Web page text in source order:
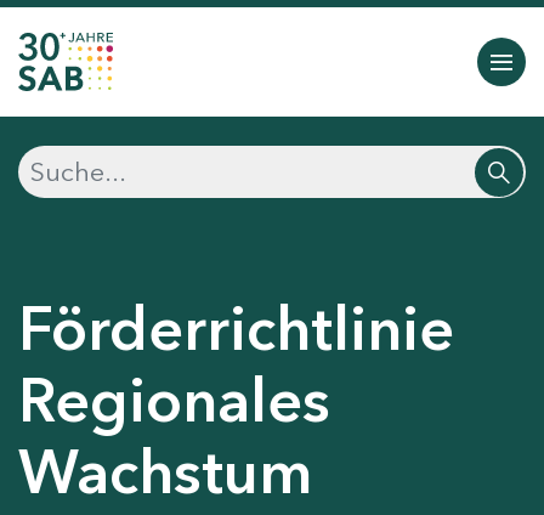
Förderrichtlinie
Regionales
Wachstum